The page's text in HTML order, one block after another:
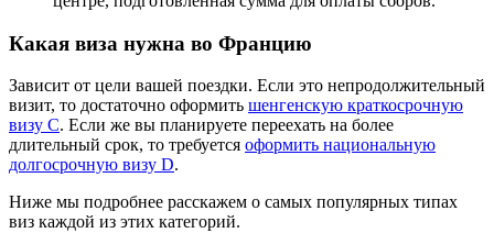
Какая виза нужна во Францию
Зависит от цели вашей поездки. Если это непродолжительный
визит, то достаточно оформить шенгенскую краткосрочную
визу C. Если же вы планируете переехать на более
длительный срок, то требуется оформить национальную
долгосрочную визу D.
Ниже мы подробнее расскажем о самых популярных типах
виз каждой из этих категорий.